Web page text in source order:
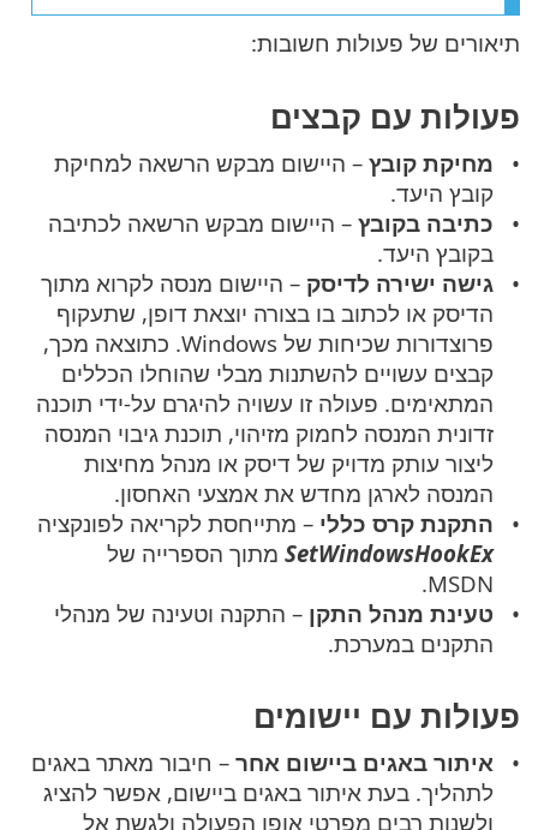
תיאורים של פעולות חשובות:
פעולות עם קבצים
מחיקת קובץ – היישום מבקש הרשאה למחיקת
קובץ היעד.
כתיבה בקובץ – היישום מבקש הרשאה לכתיבה
בקובץ היעד.
גישה ישירה לדיסק – היישום מנסה לקרוא מתוך
הדיסק או לכתוב בו בצורה יוצאת דופן, שתעקוף
פרוצדורות שכיחות של Windows. כתוצאה מכך,
קבצים עשויים להשתנות מבלי שהוחלו הכללים
המתאימים. פעולה זו עשויה להיגרם על-ידי תוכנה
זדונית המנסה לחמוק מזיהוי, תוכנת גיבוי המנסה
ליצור עותק מדויק של דיסק או מנהל מחיצות
המנסה לארגן מחדש את אמצעי האחסון.
התקנת קרס כללי – מתייחסת לקריאה לפונקציה
SetWindowsHookEx מתוך הספרייה של
MSDN.
טעינת מנהל התקן– התקנה וטעינה של מנהלי
התקנים במערכת.
פעולות עם יישומים
איתור באגים ביישום אחר – חיבור מאתר באגים
לתהליך. בעת איתור באגים ביישום, אפשר להציג
ולשנות רבים מפרטי אופן הפעולה ולגשת אל